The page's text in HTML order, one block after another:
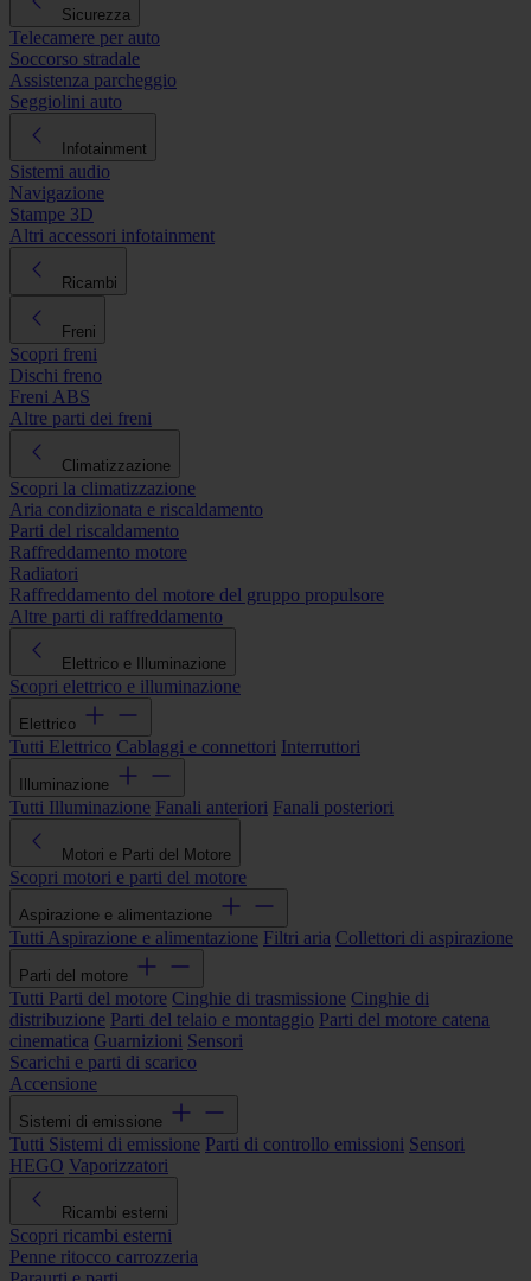
Sicurezza
Telecamere per auto
Soccorso stradale
Assistenza parcheggio
Seggiolini auto
Infotainment
Sistemi audio
Navigazione
Stampe 3D
Altri accessori infotainment
Ricambi
Freni
Scopri freni
Dischi freno
Freni ABS
Altre parti dei freni
Climatizzazione
Scopri la climatizzazione
Aria condizionata e riscaldamento
Parti del riscaldamento
Raffreddamento motore
Radiatori
Raffreddamento del motore del gruppo propulsore
Altre parti di raffreddamento
Elettrico e Illuminazione
Scopri elettrico e illuminazione
Elettrico
Tutti Elettrico Cablaggi e connettori Interruttori
Illuminazione
Tutti Illuminazione Fanali anteriori Fanali posteriori
Motori e Parti del Motore
Scopri motori e parti del motore
Aspirazione e alimentazione
Tutti Aspirazione e alimentazione Filtri aria Collettori di aspirazione
Parti del motore
Tutti Parti del motore Cinghie di trasmissione Cinghie di
distribuzione Parti del telaio e montaggio Parti del motore catena
cinematica Guarnizioni Sensori
Scarichi e parti di scarico
Accensione
Sistemi di emissione
Tutti Sistemi di emissione Parti di controllo emissioni Sensori
HEGO Vaporizzatori
Ricambi esterni
Scopri ricambi esterni
Penne ritocco carrozzeria